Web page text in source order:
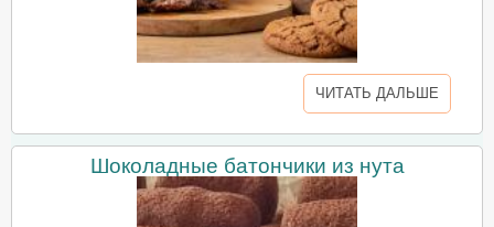
ЧИТАТЬ ДАЛЬШЕ
Шоколадные батончики из нута